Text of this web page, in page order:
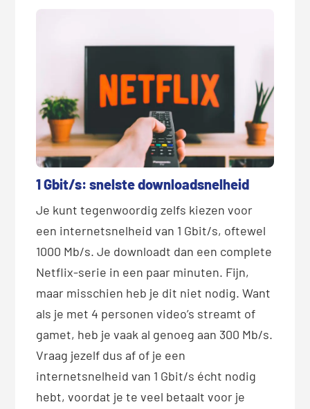
1 Gbit/s: snelste downloadsnelheid
Je kunt tegenwoordig zelfs kiezen voor
een internetsnelheid van 1 Gbit/s, oftewel
1000 Mb/s. Je downloadt dan een complete
Netflix-serie in een paar minuten. Fijn,
maar misschien heb je dit niet nodig. Want
als je met 4 personen video’s streamt of
gamet, heb je vaak al genoeg aan 300 Mb/s.
Vraag jezelf dus af of je een
internetsnelheid van 1 Gbit/s écht nodig
hebt, voordat je te veel betaalt voor je